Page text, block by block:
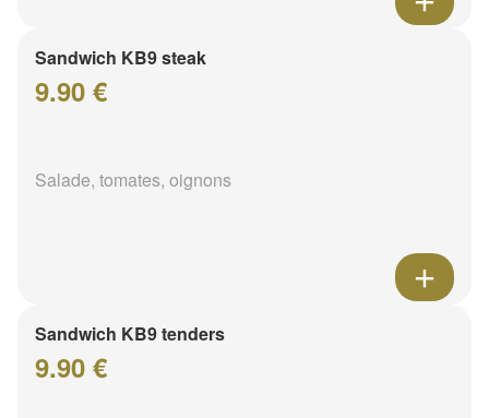
Sandwich KB9 steak
9.90 €
Salade, tomates, oignons
Sandwich KB9 tenders
9.90 €